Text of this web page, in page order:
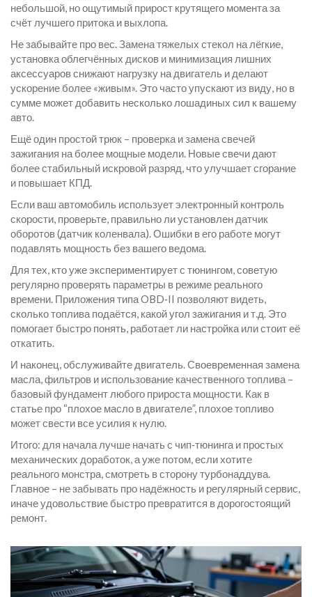
небольшой, но ощутимый прирост крутящего момента за
счёт лучшего притока и выхлопа.
Не забывайте про вес. Замена тяжелых стекол на лёгкие,
установка облегчённых дисков и минимизация лишних
аксессуаров снижают нагрузку на двигатель и делают
ускорение более «живым». Это часто упускают из виду, но в
сумме может добавить несколько лошадиных сил к вашему
авто.
Ещё один простой трюк – проверка и замена свечей
зажигания на более мощные модели. Новые свечи дают
более стабильный искровой разряд, что улучшает сгорание
и повышает КПД.
Если ваш автомобиль использует электронный контроль
скорости, проверьте, правильно ли установлен датчик
оборотов (датчик коленвала). Ошибки в его работе могут
подавлять мощность без вашего ведома.
Для тех, кто уже экспериментирует с тюнингом, советую
регулярно проверять параметры в режиме реального
времени. Приложения типа OBD‑II позволяют видеть,
сколько топлива подаётся, какой угол зажигания и т.д. Это
помогает быстро понять, работает ли настройка или стоит её
откатить.
И наконец, обслуживайте двигатель. Своевременная замена
масла, фильтров и использование качественного топлива –
базовый фундамент любого прироста мощности. Как в
статье про “плохое масло в двигателе”, плохое топливо
может свести все усилия к нулю.
Итого: для начала лучше начать с чип‑тюнинга и простых
механических доработок, а уже потом, если хотите
реального монстра, смотреть в сторону турбонаддува.
Главное – не забывать про надёжность и регулярный сервис,
иначе удовольствие быстро превратится в дорогостоящий
ремонт.